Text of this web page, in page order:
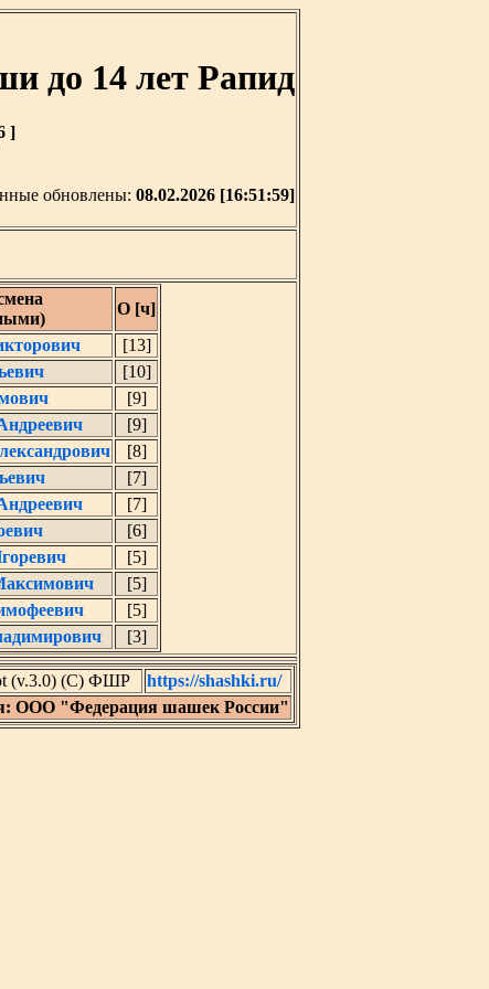
до 14 лет Рапид
]
обновлены: 08.02.2026 [16:51:59]
О [ч]
[13]
[10]
[9]
[9]
[8]
[7]
[7]
[6]
[5]
[5]
[5]
[3]
(v.3.0) (C) ФШР
https://shashki.ru/
ООО "Федерация шашек России"